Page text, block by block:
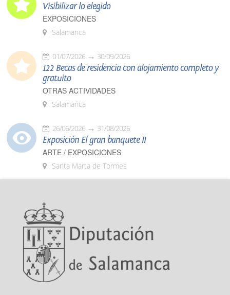
Visibilizar lo elegido
EXPOSICIONES
Salamanca
01/07/2026 30/09/2026
122 Becas de residencia con alojamiento completo y
gratuito
OTRAS ACTIVIDADES
Salamanca
26/06/2026 31/08/2026
Exposición El gran banquete II
ARTE / EXPOSICIONES
Santa Marta de Tormes